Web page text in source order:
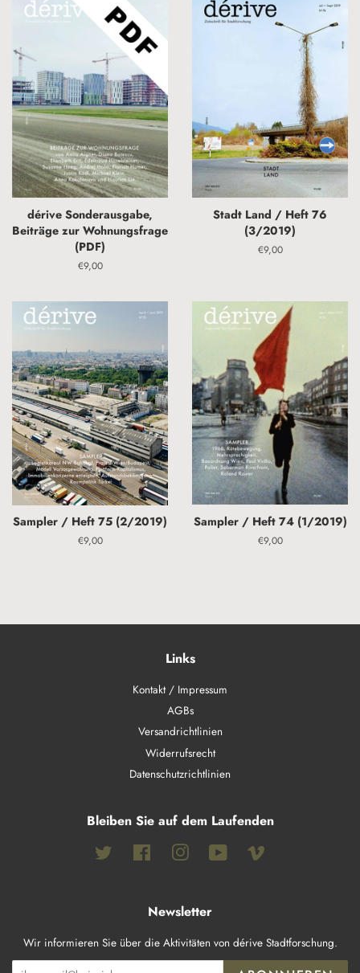
dérive Sonderausgabe,
Beiträge zur Wohnungsfrage
(PDF)
Normaler
€9,00
Stadt Land / Heft 76
(3/2019)
Normaler
€9,00
Sampler / Heft 75 (2/2019)
Normaler
€9,00
Sampler / Heft 74 (1/2019)
Normaler
€9,00
Links
Kontakt / Impressum
AGBs
Versandrichtlinien
Widerrufsrecht
Datenschutzrichtlinien
Bleiben Sie auf dem Laufenden
Twitter Facebook Instagram YouTube
Newsletter
Wir informieren Sie über die Aktivitäten von dérive Stadtforschung.